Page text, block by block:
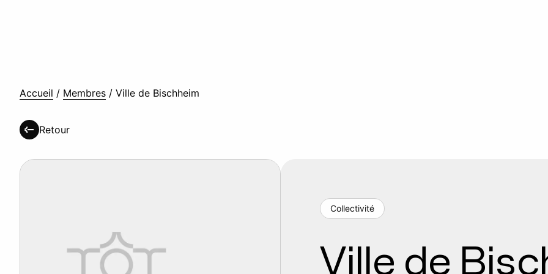
Accueil / Membres / Ville de Bischheim
Retour
Collectivité
Ville de